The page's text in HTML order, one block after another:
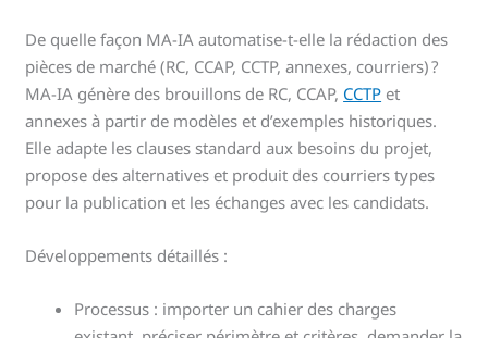
De quelle façon MA-IA automatise-t-elle la rédaction des
pièces de marché (RC, CCAP, CCTP, annexes, courriers) ?
MA-IA génère des brouillons de RC, CCAP, CCTP et
annexes à partir de modèles et d’exemples historiques.
Elle adapte les clauses standard aux besoins du projet,
propose des alternatives et produit des courriers types
pour la publication et les échanges avec les candidats.
Développements détaillés :
Processus : importer un cahier des charges